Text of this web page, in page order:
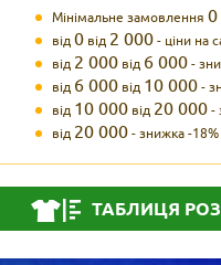
Мінімальне замовлення 0
від0 від 2 000- ціни на
від 2 000 від 6 000-
від 6 000 від 10 000-
від 10 000 від 20 000-
від 20 000- знижка -18%
ТАБЛИЦЯ